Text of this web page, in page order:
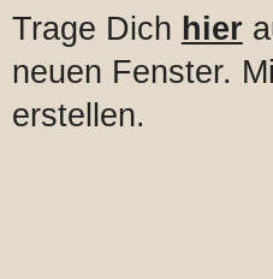
Trage Dich hier
neuen Fenster.
erstellen.